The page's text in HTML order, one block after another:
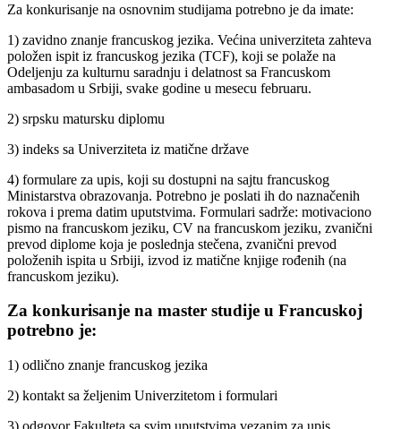
Za konkurisanje na osnovnim studijama potrebno je da imate:
1) zavidno znanje francuskog jezika. Većina univerziteta zahteva
položen ispit iz francuskog jezika (TCF), koji se polaže na
Odeljenju za kulturnu saradnju i delatnost sa Francuskom
ambasadom u Srbiji, svake godine u mesecu februaru.
2) srpsku matursku diplomu
3) indeks sa Univerziteta iz matične države
4) formulare za upis, koji su dostupni na sajtu francuskog
Ministarstva obrazovanja. Potrebno je poslati ih do naznačenih
rokova i prema datim uputstvima. Formulari sadrže: motivaciono
pismo na francuskom jeziku, CV na francuskom jeziku, zvanični
prevod diplome koja je poslednja stečena, zvanični prevod
položenih ispita u Srbiji, izvod iz matične knjige rođenih (na
francuskom jeziku).
Za konkurisanje na master studije u Francuskoj
potrebno je:
1) odlično znanje francuskog jezika
2) kontakt sa željenim Univerzitetom i formulari
3) odgovor Fakulteta sa svim uputstvima vezanim za upis.